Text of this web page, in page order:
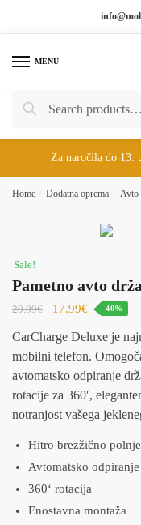
MENU
Search
Search
Za naročila do 13.
Home Dodatna oprema Avto
Sale!
Pametno avto
29.99€ 17.99€ -40%
CarCharge Deluxe je
mobilni telefon.
avtomatsko odpiranje
rotacije za 360′,
notranjost vašega
Hitro brezžično
Avtomatsko odpiranje
360‘ rotacija
Enostavna montaža